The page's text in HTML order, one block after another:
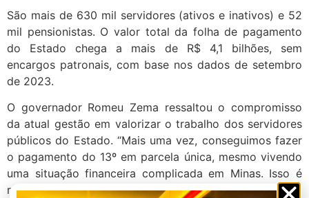
São mais de 630 mil servidores (ativos e inativos) e 52
mil pensionistas. O valor total da folha de pagamento
do Estado chega a mais de R$ 4,1 bilhões, sem
encargos patronais, com base nos dados de setembro
de 2023.
O governador Romeu Zema ressaltou o compromisso
da atual gestão em valorizar o trabalho dos servidores
públicos do Estado. “Mais uma vez, conseguimos fazer
o pagamento do 13º em parcela única, mesmo vivendo
uma situação financeira complicada em Minas. Isso é
resultado de um trabalho sério e dedicado da nossa